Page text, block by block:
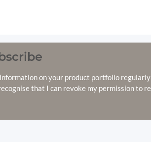
on your product portfolio
that I can revoke my permission to